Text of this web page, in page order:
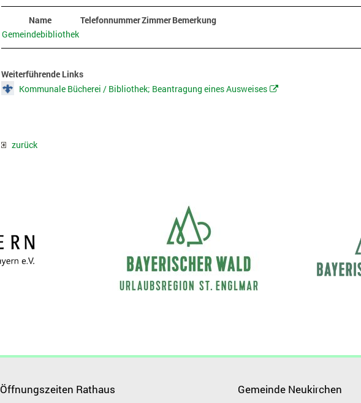
Name TelefonnummerZimmerBemerkung
Gemeindebibliothek
Weiterführende Links
Kommunale Bücherei / Bibliothek; Beantragung eines Ausweises
zurück
Öffnungszeiten Rathaus Gemeinde Neukirchen